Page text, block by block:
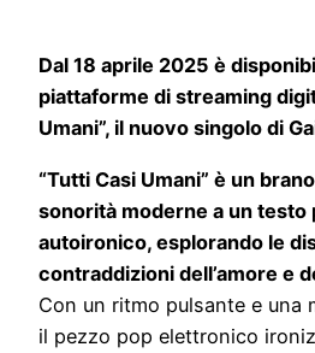
Dal 18 aprile 2025 è
piattaforme di streaming
Umani”, il nuovo singolo di
“Tutti Casi Umani” è un
sonorità moderne a un testo
autoironico, esplorando le
contraddizioni dell’amore e
Con un ritmo pulsante e una
il pezzo pop elettronico